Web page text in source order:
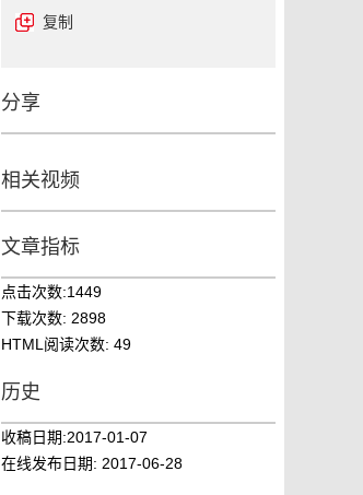
复制
分享
相关视频
文章指标
点击次数:1449
下载次数: 2898
HTML阅读次数: 49
历史
收稿日期:2017-01-07
在线发布日期: 2017-06-28